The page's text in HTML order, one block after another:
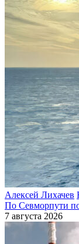
Алексей Лихачев
По Севморпути
7 августа 2026